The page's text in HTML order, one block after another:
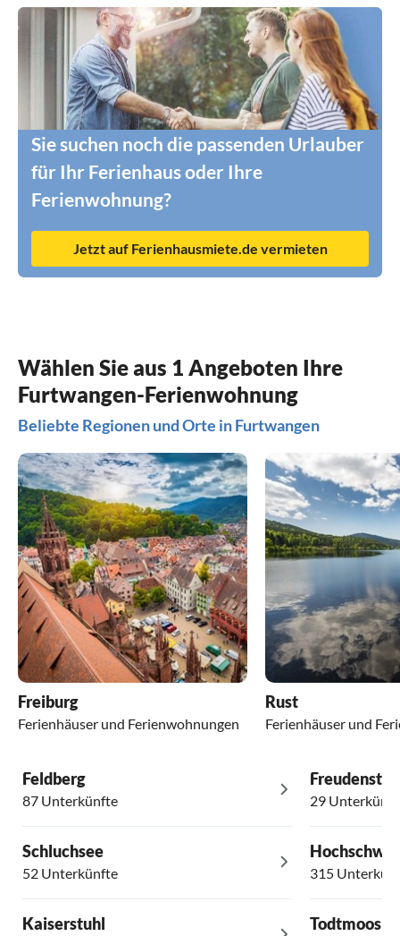
Sie suchen noch die passenden Urlauber
für Ihr Ferienhaus oder Ihre
Ferienwohnung?
Jetzt auf Ferienhausmiete.de vermieten
Wählen Sie aus 1 Angeboten Ihre
Furtwangen-Ferienwohnung
Beliebte Regionen und Orte in Furtwangen
Freiburg
Ferienhäuser und Ferienwohnungen
Rust
Ferienhäuser und
Feldberg
87 Unterkünfte
Schluchsee
52 Unterkünfte
Kaiserstuhl
29
315
Todtmoos